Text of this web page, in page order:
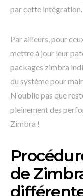
par cette intégration.
Par ailleurs, pour
mettre à jour leur
packages zimbra
du système pour
N’oublie pas que
pleinement des
Zimbra !
de